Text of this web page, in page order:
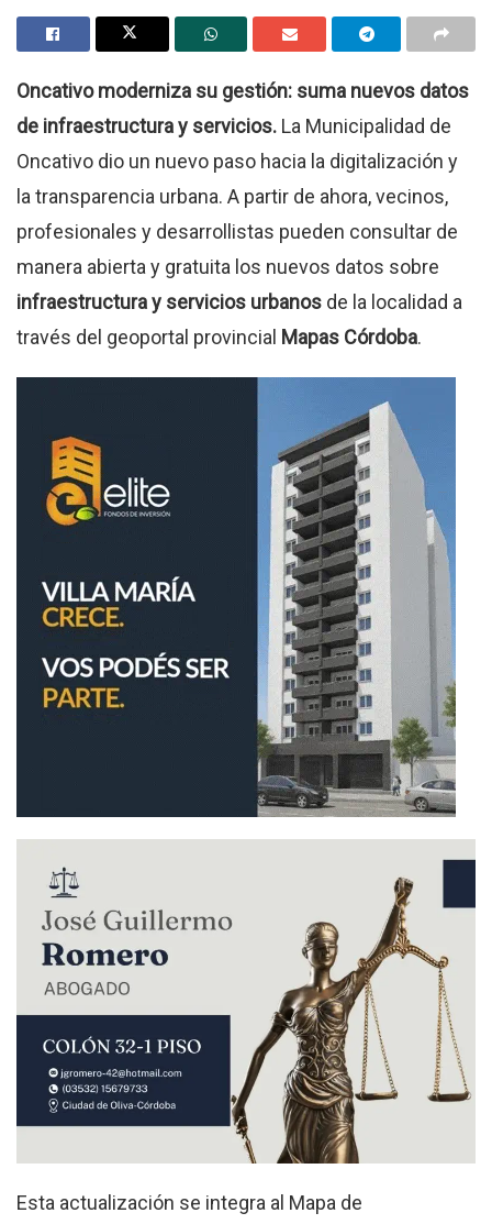
Oncativo moderniza su gestión: suma nuevos datos
de infraestructura y servicios. La Municipalidad de
Oncativo dio un nuevo paso hacia la digitalización y
la transparencia urbana. A partir de ahora, vecinos,
profesionales y desarrollistas pueden consultar de
manera abierta y gratuita los nuevos datos sobre
infraestructura y servicios urbanos de la localidad a
través del geoportal provincial Mapas Córdoba.
Esta actualización se integra al Mapa de